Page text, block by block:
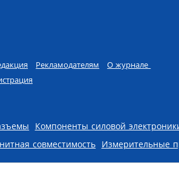
Рекламодателям
О журнале
Компоненты силовой
совместимость Измерительные